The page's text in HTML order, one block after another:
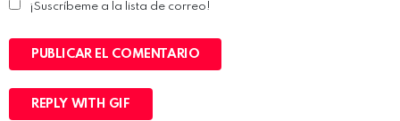
¡Suscríbeme a la lista de correo!
PUBLICAR EL COMENTARIO
REPLY WITH GIF